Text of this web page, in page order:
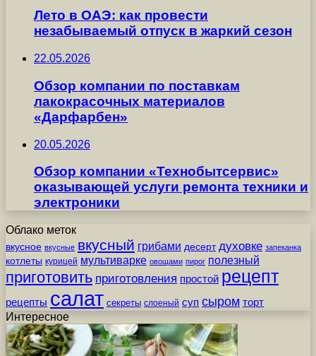
Лето в ОАЭ: как провести
незабываемый отпуск в жаркий сезон
22.05.2026
Обзор компании по поставкам
лакокрасочных материалов
«Дарфарбен»
20.05.2026
Обзор компании «Технобытсервис»
оказывающей услуги ремонта техники и
электроники
Облако меток
вкусное вкусные вкусный грибами десерт духовке запеканка
котлеты курицей мультиварке овощами пирог полезный
приготовить приготовления простой рецепт
рецепты салат секреты слоеный суп сыром торт
Интересное